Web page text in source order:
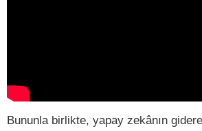
Bununla birlikte, yapay zekânın